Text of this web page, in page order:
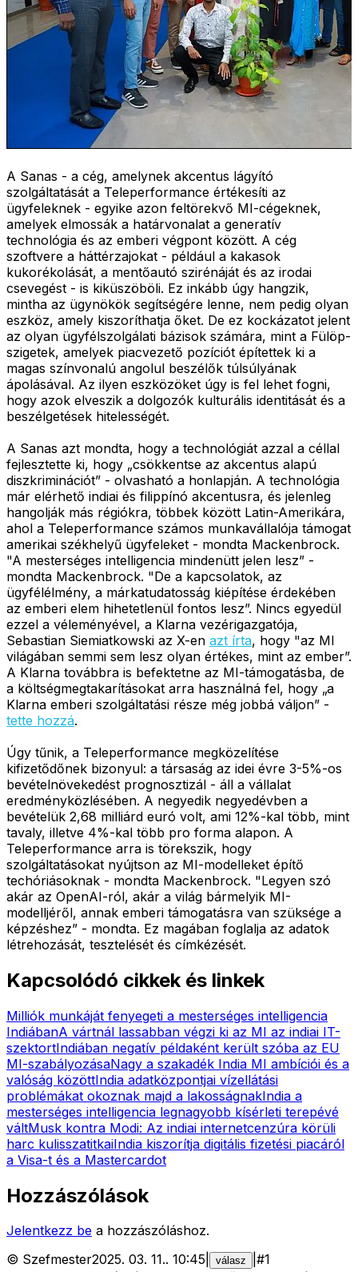
A Sanas - a cég, amelynek akcentus lágyító
szolgáltatását a Teleperformance értékesíti az
ügyfeleknek - egyike azon feltörekvő MI-cégeknek,
amelyek elmossák a határvonalat a generatív
technológia és az emberi végpont között. A cég
szoftvere a háttérzajokat - például a kakasok
kukorékolását, a mentőautó szirénáját és az irodai
csevegést - is kiküszöböli. Ez inkább úgy hangzik,
mintha az ügynökök segítségére lenne, nem pedig olyan
eszköz, amely kiszoríthatja őket. De ez kockázatot jelent
az olyan ügyfélszolgálati bázisok számára, mint a Fülöp-
szigetek, amelyek piacvezető pozíciót építettek ki a
magas színvonalú angolul beszélők túlsúlyának
ápolásával. Az ilyen eszközöket úgy is fel lehet fogni,
hogy azok elveszik a dolgozók kulturális identitását és a
beszélgetések hitelességét.
A Sanas azt mondta, hogy a technológiát azzal a céllal
fejlesztette ki, hogy „csökkentse az akcentus alapú
diszkriminációt” - olvasható a honlapján. A technológia
már elérhető indiai és filippínó akcentusra, és jelenleg
hangolják más régiókra, többek között Latin-Amerikára,
ahol a Teleperformance számos munkavállalója támogat
amerikai székhelyű ügyfeleket - mondta Mackenbrock.
"A mesterséges intelligencia mindenütt jelen lesz” -
mondta Mackenbrock. "De a kapcsolatok, az
ügyfélélmény, a márkatudatosság kiépítése érdekében
az emberi elem hihetetlenül fontos lesz”. Nincs egyedül
ezzel a véleményével, a Klarna vezérigazgatója,
Sebastian Siemiatkowski az X-en azt írta, hogy "az MI
világában semmi sem lesz olyan értékes, mint az ember”.
A Klarna továbbra is befektetne az MI-támogatásba, de
a költségmegtakarításokat arra használná fel, hogy „a
Klarna emberi szolgáltatási része még jobbá váljon” -
tette hozzá.
Úgy tűnik, a Teleperformance megközelítése
kifizetődőnek bizonyul: a társaság az idei évre 3-5%-os
bevételnövekedést prognosztizál - áll a vállalat
eredményközlésében. A negyedik negyedévben a
bevételük 2,68 milliárd euró volt, ami 12%-kal több, mint
tavaly, illetve 4%-kal több pro forma alapon. A
Teleperformance arra is törekszik, hogy
szolgáltatásokat nyújtson az MI-modelleket építő
techóriásoknak - mondta Mackenbrock. "Legyen szó
akár az OpenAI-ról, akár a világ bármelyik MI-
modelljéről, annak emberi támogatásra van szüksége a
képzéshez” - mondta. Ez magában foglalja az adatok
létrehozását, tesztelését és címkézését.
Kapcsolódó cikkek és linkek
Milliók munkáját fenyegeti a mesterséges intelligencia
IndiábanA vártnál lassabban végzi ki az MI az indiai IT-
szektortIndiában negatív példaként került szóba az EU
MI-szabályozásaNagy a szakadék India MI ambíciói és a
valóság közöttIndia adatközpontjai vízellátási
problémákat okoznak majd a lakosságnakIndia a
mesterséges intelligencia legnagyobb kísérleti terepévé
váltMusk kontra Modi: Az indiai internetcenzúra körüli
harc kulisszatitkaiIndia kiszorítja digitális fizetési piacáról
a Visa-t és a Mastercardot
Hozzászólások
Jelentkezz be a hozzászóláshoz.
© Szefmester2025. 03. 11.. 10:45 válasz #1